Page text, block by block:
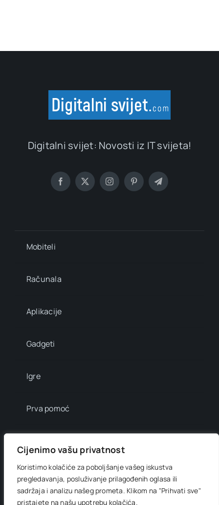
Cijenimo vašu privatnost
Koristimo kolačiće za poboljšanje vašeg iskustva
pregledavanja, posluživanje prilagođenih oglasa ili
sadržaja i analizu našeg prometa. Klikom na "Prihvati sve"
pristajete na našu upotrebu kolačića.
Digitalni svijet: Novosti iz IT svijeta!
Mobiteli
Računala
Aplikacije
Gadgeti
Igre
Prva pomoć
Info brojevi